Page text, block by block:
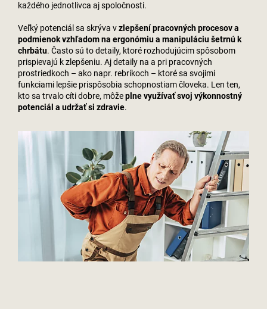
každého jednotlivca aj spoločnosti.
Veľký potenciál sa skrýva vzlepšení pracovných procesov a
podmienok vzhľadom na ergonómiu a manipuláciu šetrnú k
chrbátu. Často sú to detaily, ktoré rozhodujúcim spôsobom
prispievajú k zlepšeniu. Aj detaily na a pri pracovných
prostriedkoch – ako napr. rebríkoch – ktoré sa svojimi
funkciami lepšie prispôsobia schopnostiam človeka. Len ten,
kto sa trvalo cíti dobre, môžeplne využívať svoj výkonnostný
potenciál a udržať si zdravie.